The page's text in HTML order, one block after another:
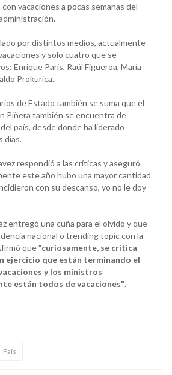
vacaciones a pocas semanas del
por distintos medios, actualmente
y solo cuatro que se
Enrique Paris, Raúl Figueroa, María
Prokurica.
de Estado también se suma que el
Piñera también se encuentra de
país, desde donde ha liderado
días.
respondió a las críticas y aseguró
este año hubo una mayor cantidad
con su descanso, yo no le doy
entregó una cuña para el olvido y que
nacional o trending topic con la
que "curiosamente, se critica
ejercicio que están terminando el
y los ministros
están todos de vacaciones".
País